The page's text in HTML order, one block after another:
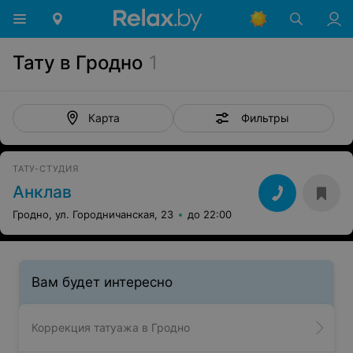
Тату в Гродно 1
Карта Фильтры
ТАТУ-СТУДИЯ
Анклав
Гродно, ул. Городничанская, 23 до 22:00
Вам будет интересно
Коррекция татуажа в Гродно